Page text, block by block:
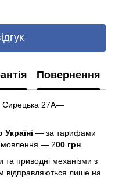
Повернення
Сирецька 27А—
— за тарифами
— 200 грн
та приводні механізми з
відправляються лише на